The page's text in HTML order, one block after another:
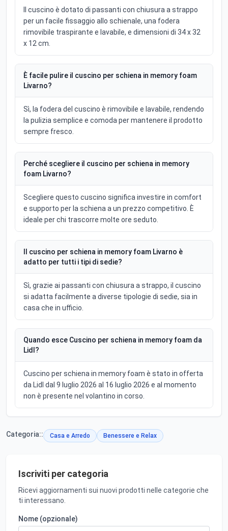
Il cuscino è dotato di passanti con chiusura a strappo
per un facile fissaggio allo schienale, una fodera
rimovibile traspirante e lavabile, e dimensioni di 34 x 32
x 12 cm.
È facile pulire il cuscino per schiena in memory foam
Livarno?
Sì, la fodera del cuscino è rimovibile e lavabile, rendendo
la pulizia semplice e comoda per mantenere il prodotto
sempre fresco.
Perché scegliere il cuscino per schiena in memory
foam Livarno?
Scegliere questo cuscino significa investire in comfort
e supporto per la schiena a un prezzo competitivo. È
ideale per chi trascorre molte ore seduto.
Il cuscino per schiena in memory foam Livarno è
adatto per tutti i tipi di sedie?
Sì, grazie ai passanti con chiusura a strappo, il cuscino
si adatta facilmente a diverse tipologie di sedie, sia in
casa che in ufficio.
Quando esce Cuscino per schiena in memory foam da
Lidl?
Cuscino per schiena in memory foam è stato in offerta
da Lidl dal 9 luglio 2026 al 16 luglio 2026 e al momento
non è presente nel volantino in corso.
Categoria:: Casa e Arredo Benessere e Relax
Iscriviti per categoria
Ricevi aggiornamenti sui nuovi prodotti nelle categorie che
ti interessano.
Nome (opzionale)